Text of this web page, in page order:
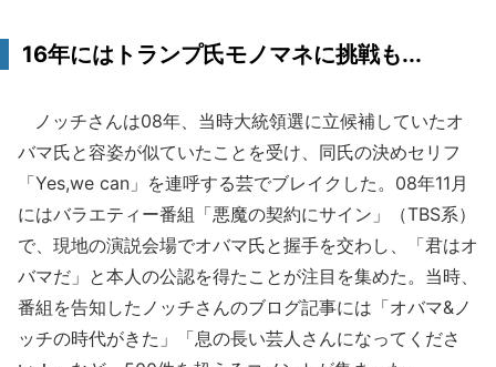
16年にはトランプ氏モノマネに挑戦も...
ノッチさんは08年、当時大統領選に立候補していたオ
バマ氏と容姿が似ていたことを受け、同氏の決めセリフ
「Yes,we can」を連呼する芸でブレイクした。08年11月
にはバラエティー番組「悪魔の契約にサイン」（TBS系）
で、現地の演説会場でオバマ氏と握手を交わし、「君はオ
バマだ」と本人の公認を得たことが注目を集めた。当時、
番組を告知したノッチさんのブログ記事には「オバマ&ノ
ッチの時代がきた」「息の長い芸人さんになってくださ